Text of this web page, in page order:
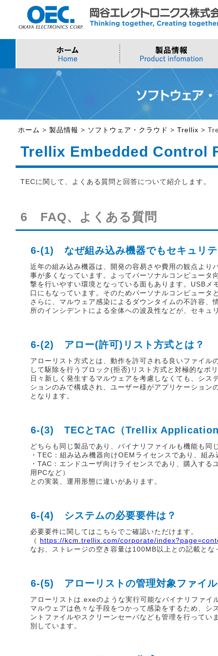
>Intel (IoT/Embedded)
>Intel (PC)
ソフトウェア・クラウ
>Microsoft Azure
>AI・IoTソリューション
>インテル IoTソリューション
>評価開発キット
スマートシティ・DX
>ナガレミル / 人流・
>トップメッセージ
>製品・御見積お問い合わせ >その他・採用お問い
ホーム > 製品情報 > ソフトウェア・クラウド > Trellix >
Trellix Embedded Control
TECに関して、よくある質問と回答について紹介します。
6 FAQ、よくある質問
6-(1) なぜ組み込み機器でもセキュリテ
近年の組み込み機器は、開発の容易さや費用の観点よ
事が多くなっています。よってパーソナルコンピュー
撃を行いやすい環境となっている面もあります。USB
口にもなっています。そのためパーソナルコンピュー
さらに、マルウェア感染によるダウンタイムの不許容
所のインシデントによる全体への波及性などが、セキ
6-(2) アロー(許可)リスト方式とは？
アローリスト方式とは、動作を許可される良いファイ
して駆除を行うブロック(拒否)リスト方式と対極的なポ
日々新しく発生するマルウェアを考慮しなくても、シ
ションのみで構成され、ユーザー様がアプリケーショ
となります。
6-(3) TECとTAC（Trellix Application
どちらも同じ製品であり、バイナリファイルも機能も
・TEC：組み込み機器向けOEMライセンスであり、組
・TAC：エンドユーザ向けライセンスであり、購入す
用PCなど）
との実装、運用形態に違いがあります。
6-(4) システムの必要要件は？
必要要件に関してはこちらでご確認いただけます。
（ https://kcm.trellix.com/corporate/
なお、ストレージの空き容量は100MB以上との記載と
6-(5) アローリストの管理対象ファイル
アローリストは.exeのような実行可能なバイナリファイ
マルウェアは色々な手段をつかって感染をするため、
ントファイルやスクリーンセーバなども管理を行って
別しています。